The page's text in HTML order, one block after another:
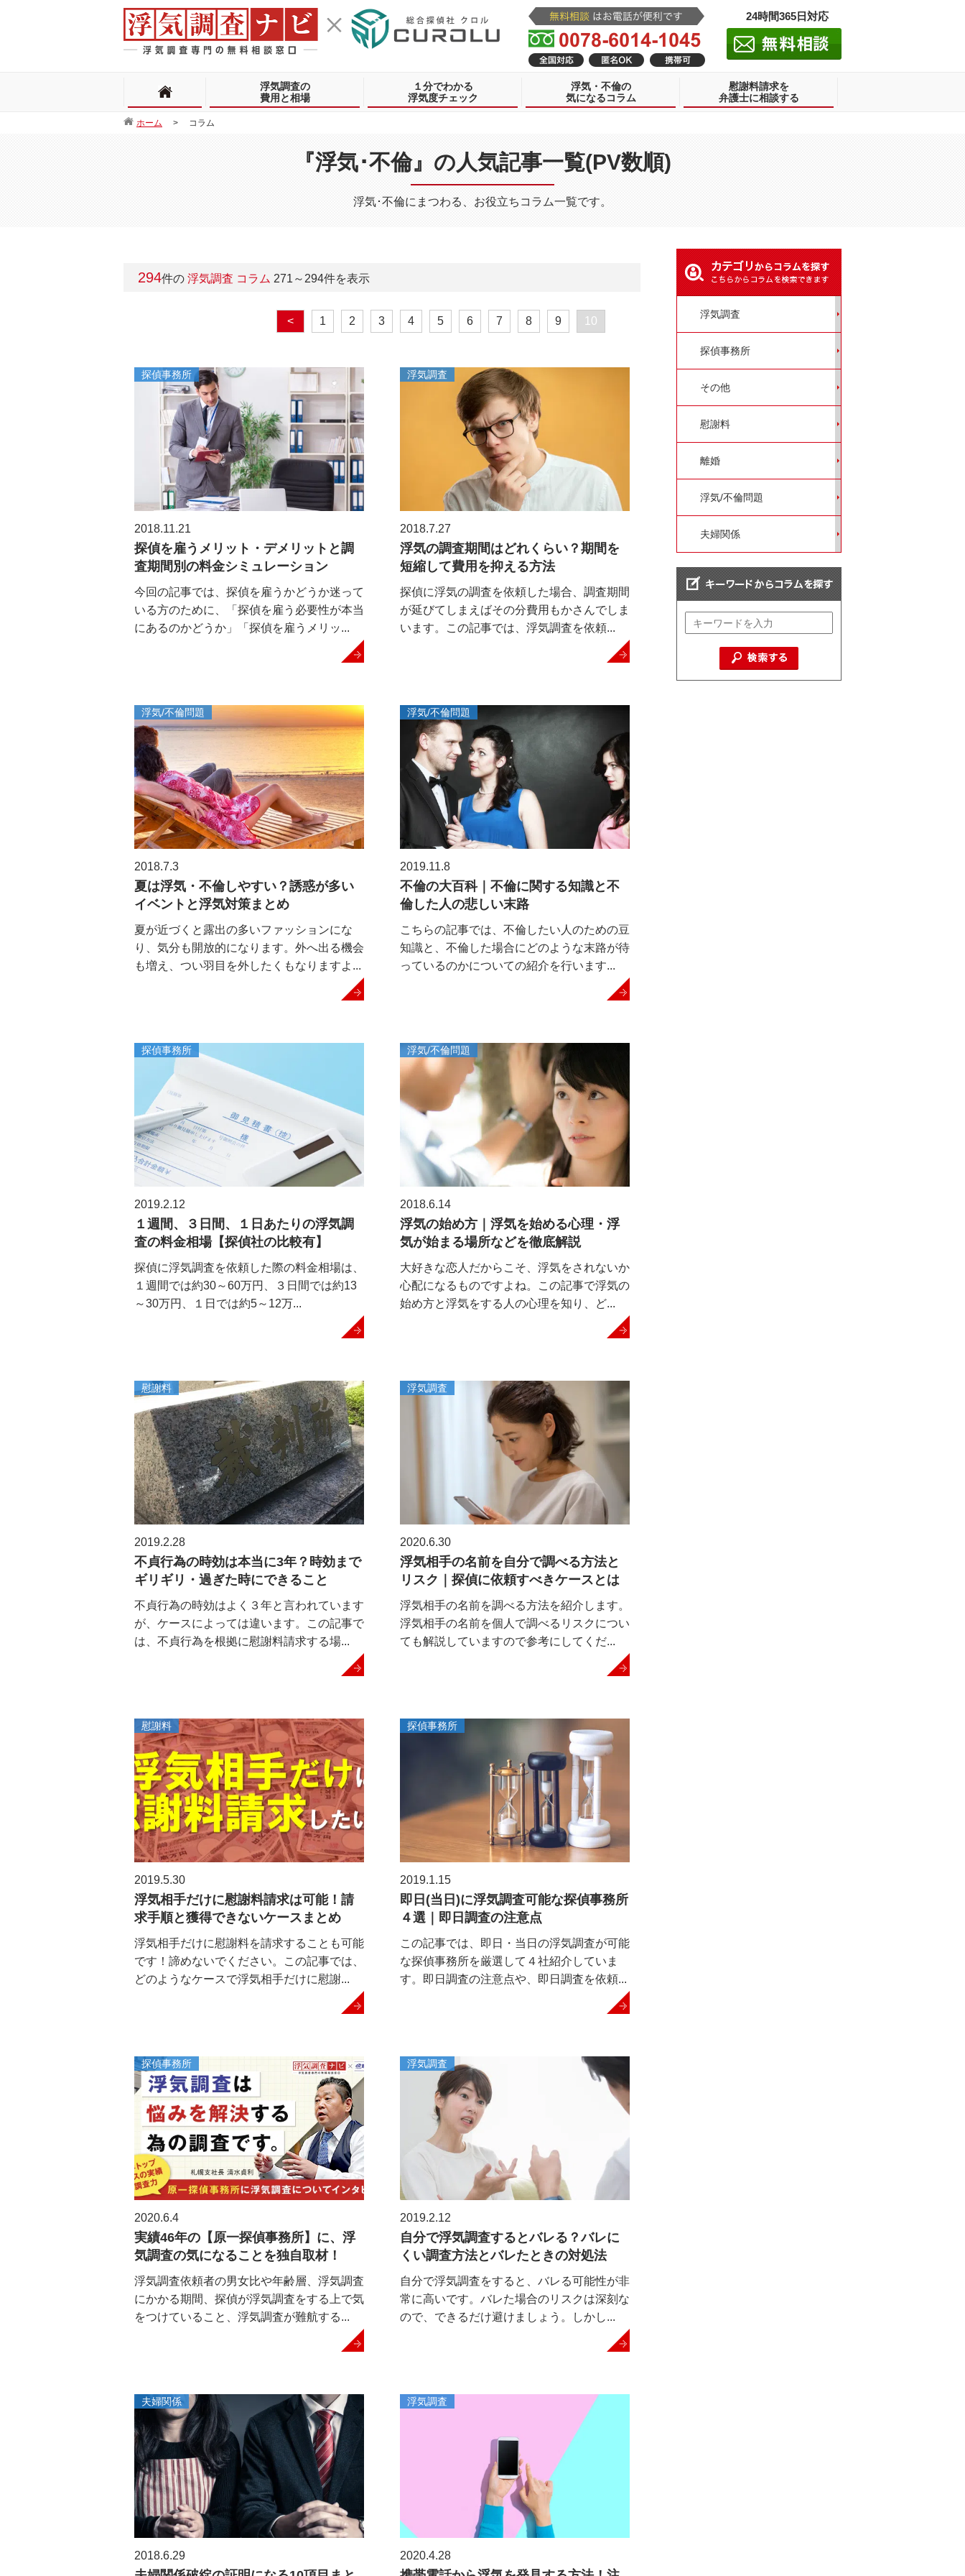
24時間365日対応
浮気調査の
費用と相場
１分でわかる
浮気度チェック
浮気・不倫の
気になるコラム
慰謝料請求を
弁護士に相談する
ホーム コラム
『浮気･不倫』の人気記事一覧(PV数順)
浮気･不倫にまつわる、お役立ちコラム一覧です。
294件の 浮気調査 コラム 271 ～ 294件を表示
< 1 2 3 4 5 6 7 8 9 10
探偵事務所
2018.11.21
探偵を雇うメリット・デメリットと調
査期間別の料金シミュレーション
今回の記事では、探偵を雇うかどうか迷って
いる方のために、「探偵を雇う必要性が本当
にあるのかどうか」「探偵を雇うメリッ...
浮気調査
2018.7.27
浮気の調査期間はどれくらい？期間を
短縮して費用を抑える方法
探偵に浮気の調査を依頼した場合、調査期間
が延びてしまえばその分費用もかさんでしま
います。この記事では、浮気調査を依頼...
浮気/不倫問題
2018.7.3
夏は浮気・不倫しやすい？誘惑が多い
イベントと浮気対策まとめ
夏が近づくと露出の多いファッションにな
り、気分も開放的になります。外へ出る機会
も増え、つい羽目を外したくもなりますよ...
浮気/不倫問題
2019.11.8
不倫の大百科｜不倫に関する知識と不
倫した人の悲しい末路
こちらの記事では、不倫したい人のための豆
知識と、不倫した場合にどのような末路が待
っているのかについての紹介を行います...
探偵事務所
2019.2.12
１週間、３日間、１日あたりの浮気調
査の料金相場【探偵社の比較有】
探偵に浮気調査を依頼した際の料金相場は、
１週間では約30～60万円、３日間では約13
～30万円、１日では約5～12万...
浮気/不倫問題
2018.6.14
浮気の始め方｜浮気を始める心理・浮
気が始まる場所などを徹底解説
大好きな恋人だからこそ、浮気をされないか
心配になるものですよね。この記事で浮気の
始め方と浮気をする人の心理を知り、ど...
慰謝料
2019.2.28
不貞行為の時効は本当に3年？時効まで
ギリギリ・過ぎた時にできること
不貞行為の時効はよく３年と言われています
が、ケースによっては違います。この記事で
は、不貞行為を根拠に慰謝料請求する場...
浮気調査
2020.6.30
浮気相手の名前を自分で調べる方法と
リスク｜探偵に依頼すべきケースとは
浮気相手の名前を調べる方法を紹介します。
浮気相手の名前を個人で調べるリスクについ
ても解説していますので参考にしてくだ...
慰謝料
2019.5.30
浮気相手だけに慰謝料請求は可能！請
求手順と獲得できないケースまとめ
浮気相手だけに慰謝料を請求することも可能
です！諦めないでください。この記事では、
どのようなケースで浮気相手だけに慰謝...
探偵事務所
2019.1.15
即日(当日)に浮気調査可能な探偵事務所
４選｜即日調査の注意点
この記事では、即日・当日の浮気調査が可能
な探偵事務所を厳選して４社紹介していま
す。即日調査の注意点や、即日調査を依頼...
探偵事務所
2020.6.4
実績46年の【原一探偵事務所】に、浮
気調査の気になることを独自取材！
浮気調査依頼者の男女比や年齢層、浮気調査
にかかる期間、探偵が浮気調査をする上で気
をつけていること、浮気調査が難航する...
浮気調査
2019.2.12
自分で浮気調査するとバレる？バレに
くい調査方法とバレたときの対処法
自分で浮気調査をすると、バレる可能性が非
常に高いです。バレた場合のリスクは深刻な
ので、できるだけ避けましょう。しかし...
夫婦関係
2018.6.29
浮気調査
2020.4.28
浮気調査
探偵事務所
その他
慰謝料
離婚
浮気/不倫問題
夫婦関係